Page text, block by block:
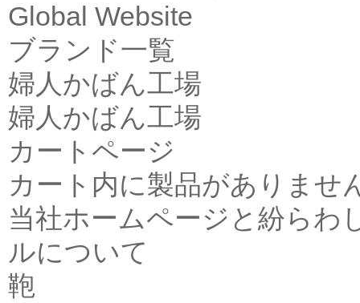
Global Website
ブランド一覧
婦人かばん工場
婦人かばん工場
カートページ
カート内に製品がありませ
当社ホームページと紛らわ
ルについて
鞄